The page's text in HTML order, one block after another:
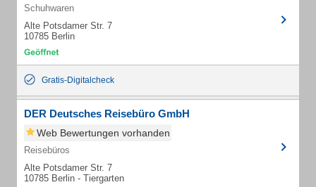
Schuhwaren
Alte Potsdamer Str. 7
10785 Berlin
Gratis-Digitalcheck
DER Deutsches Reisebüro GmbH
Web Bewertungen vorhanden
Reisebüros
Alte Potsdamer Str. 7
10785 Berlin - Tiergarten